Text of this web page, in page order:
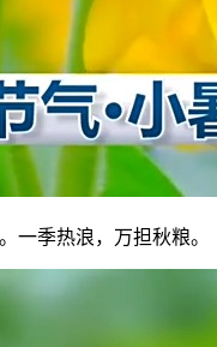
季热浪，万担秋粮。